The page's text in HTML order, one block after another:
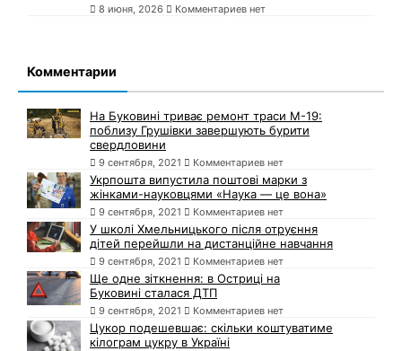
8 июня, 2026 Комментариев нет
Комментарии
На Буковині триває ремонт траси М-19:
поблизу Грушівки завершують бурити
свердловини
9 сентября, 2021 Комментариев нет
Укрпошта випустила поштові марки з
жінками-науковцями «Наука — це вона»
9 сентября, 2021 Комментариев нет
У школі Хмельницького після отруєння
дітей перейшли на дистанційне навчання
9 сентября, 2021 Комментариев нет
Ще одне зіткнення: в Остриці на
Буковині сталася ДТП
9 сентября, 2021 Комментариев нет
Цукор подешевшає: скільки коштуватиме
кілограм цукру в Україні